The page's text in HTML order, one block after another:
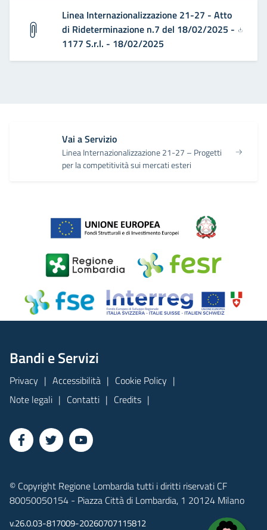
Linea Internazionalizzazione 21-27 - Atto
di Rideterminazione n.7 del 18/02/2025 -
1177 S.r.l. - 18/02/2025
Vai a Servizio
Linea Internazionalizzazione 21-27 – Progetti
per la competitività sui mercati esteri
Bandi e Servizi
Privacy Accessibilità
Cookie Policy
Note legali
Contatti Credits
© Copyright Regione Lombardia tutti i diritti riservati CF
80050050154 - Piazza Città di Lombardia, 1 20124 Milano
v.26.0.03-817009-20260707115812